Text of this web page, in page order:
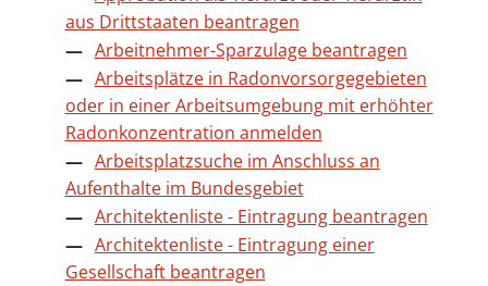
aus Drittstaaten beantragen
Arbeitnehmer-Sparzulage beantragen
Arbeitsplätze in Radonvorsorgegebieten
oder in einer Arbeitsumgebung mit erhöhter
Radonkonzentration anmelden
Arbeitsplatzsuche im Anschluss an
Aufenthalte im Bundesgebiet
Architektenliste - Eintragung beantragen
Architektenliste - Eintragung einer
Gesellschaft beantragen